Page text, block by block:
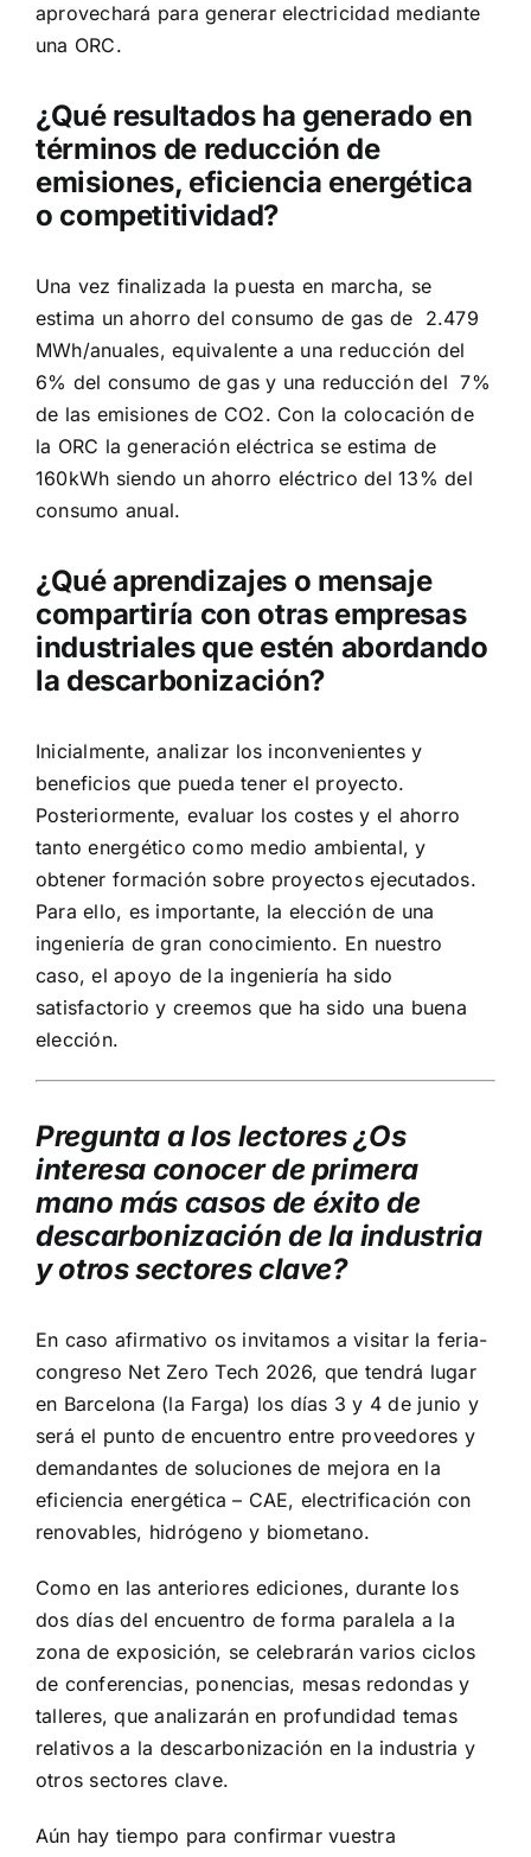
aprovechará para generar electricidad mediante
una ORC.
¿Qué resultados ha generado en
términos de reducción de
emisiones, eficiencia energética
o competitividad?
Una vez finalizada la puesta en marcha, se
estima un ahorro del consumo de gas de 2.479
MWh/anuales, equivalente a una reducción del
6% del consumo de gas y una reducción del 7%
de las emisiones de CO2. Con la colocación de
la ORC la generación eléctrica se estima de
160kWh siendo un ahorro eléctrico del 13% del
consumo anual.
¿Qué aprendizajes o mensaje
compartiría con otras empresas
industriales que estén abordando
la descarbonización?
Inicialmente, analizar los inconvenientes y
beneficios que pueda tener el proyecto.
Posteriormente, evaluar los costes y el ahorro
tanto energético como medio ambiental, y
obtener formación sobre proyectos ejecutados.
Para ello, es importante, la elección de una
ingeniería de gran conocimiento. En nuestro
caso, el apoyo de la ingeniería ha sido
satisfactorio y creemos que ha sido una buena
elección.
Pregunta a los lectores ¿Os
interesa conocer de primera
mano más casos de éxito de
descarbonización de la industria
y otros sectores clave?
En caso afirmativo os invitamos a visitar la feria-
congreso Net Zero Tech 2026, que tendrá lugar
en Barcelona (la Farga) los días 3 y 4 de junio y
será el punto de encuentro entre proveedores y
demandantes de soluciones de mejora en la
eficiencia energética – CAE, electrificación con
renovables, hidrógeno y biometano.
Como en las anteriores ediciones, durante los
dos días del encuentro de forma paralela a la
zona de exposición, se celebrarán varios ciclos
de conferencias, ponencias, mesas redondas y
talleres, que analizarán en profundidad temas
relativos a la descarbonización en la industria y
otros sectores clave.
Aún hay tiempo para confirmar vuestra